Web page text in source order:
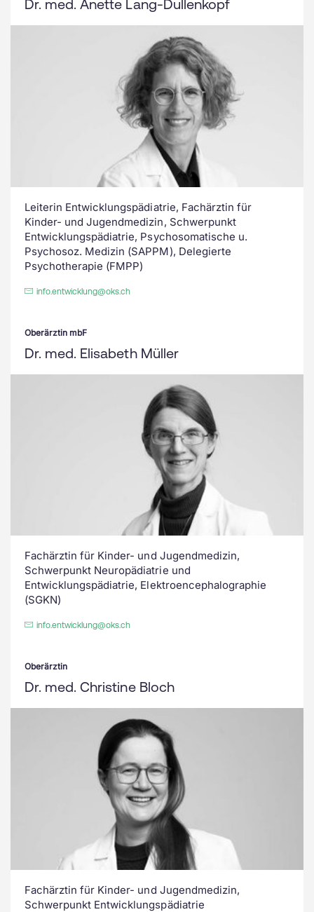
Dr. med. Anette Lang-Dullenkopf
Leiterin Entwicklungspädiatrie, Fachärztin für
Kinder- und Jugendmedizin, Schwerpunkt
Entwicklungspädiatrie, Psychosomatische u.
Psychosoz. Medizin (SAPPM), Delegierte
Psychotherapie (FMPP)
info.entwicklung@oks.ch
Oberärztin mbF
Dr. med. Elisabeth Müller
Fachärztin für Kinder- und Jugendmedizin,
Schwerpunkt Neuropädiatrie und
Entwicklungspädiatrie, Elektroencephalographie
(SGKN)
info.entwicklung@oks.ch
Oberärztin
Dr. med. Christine Bloch
Fachärztin für Kinder- und Jugendmedizin,
Schwerpunkt Entwicklungspädiatrie